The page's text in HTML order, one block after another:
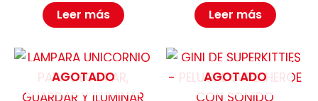
Leer más Leer más
AGOTADO AGOTADO